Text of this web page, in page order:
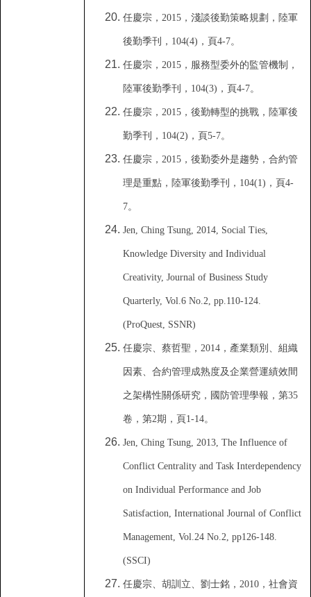
任慶宗 ， 2015 ， 淺談後勤策略規劃 ， 陸軍
後勤季刊 ， 104(4) ， 頁4-7。
任慶宗 ， 2015 ， 服務型委外的監管機制 ，
陸軍後勤季刊 ， 104(3) ， 頁4-7。
任慶宗 ， 2015 ， 後勤轉型的挑戰 ， 陸軍後
勤季刊 ， 104(2) ， 頁5-7。
任慶宗 ， 2015 ， 後勤委外是趨勢 ， 合約管
理是重點 ， 陸軍後勤季刊 ， 104(1) ， 頁4-
7。
Jen, Ching Tsung, 2014, Social Ties,
Knowledge Diversity and Individual
Creativity, Journal of Business Study
Quarterly, Vol.6 No.2, pp.110-124.
(ProQuest, SSNR)
任慶宗、 蔡哲聖 ， 2014 ， 產業類別 、 組織
因素、 合約管理成熟度及企業營運績效間
之架構性關係研究 ， 國防管理學報 ， 第35
卷 ， 第2期 ， 頁 1-14。
Jen, Ching Tsung, 2013, The Influence of
Conflict Centrality and Task Interdependency
on Individual Performance and Job
Satisfaction, International Journal of Conflict
Management, Vol.24 No.2, pp126-148.
(SSCI)
任慶宗、 胡訓立、 劉士銘 ， 2010 ， 社會資